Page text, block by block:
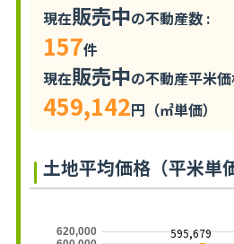
現在販売中の不動産数 :
157件
現在販売中の不動産平米
459,142円（㎡単価）
土地平均価格（平米単
620,000 595,679